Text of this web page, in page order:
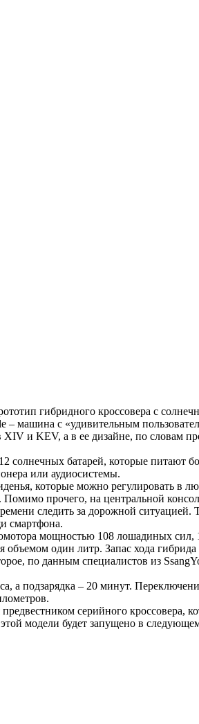
гибридного кроссовера с
– машина с «удивительным
и KEV, а в ее дизайне, по словам
батарей, которые питают
или аудиосистемы.
которые можно регулировать в
Помимо прочего, на центральной
следить за дорожной ситуацией.
смартфона.
мощностью 108 лошадиных
один литр. Запас хода гибрида
по данным специалистов из
а подзарядка – 20 минут.
серийного кроссовера,
модели будет запущено в